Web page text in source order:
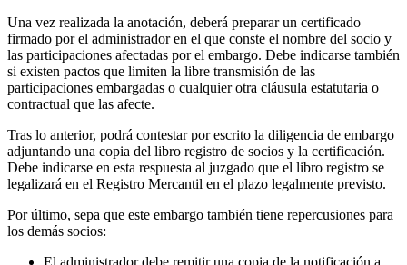
Una vez realizada la anotación, deberá preparar un certificado
firmado por el administrador en el que conste el nombre del socio y
las participaciones afectadas por el embargo. Debe indicarse también
si existen pactos que limiten la libre transmisión de las
participaciones embargadas o cualquier otra cláusula estatutaria o
contractual que las afecte.
Tras lo anterior, podrá contestar por escrito la diligencia de embargo
adjuntando una copia del libro registro de socios y la certificación.
Debe indicarse en esta respuesta al juzgado que el libro registro se
legalizará en el Registro Mercantil en el plazo legalmente previsto.
Por último, sepa que este embargo también tiene repercusiones para
los demás socios:
El administrador debe remitir una copia de la notificación a